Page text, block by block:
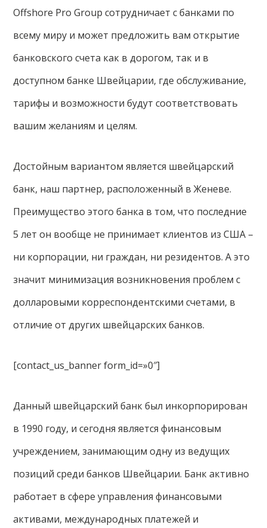
Offshore Pro Group сотрудничает с банками по
всему миру и может предложить вам открытие
банковского счета как в дорогом, так и в
доступном банке Швейцарии, где обслуживание,
тарифы и возможности будут соответствовать
вашим желаниям и целям.
Достойным вариантом является швейцарский
банк, наш партнер, расположенный в Женеве.
Преимущество этого банка в том, что последние
5 лет он вообще не принимает клиентов из США –
ни корпорации, ни граждан, ни резидентов. А это
значит минимизация возникновения проблем с
долларовыми корреспондентскими счетами, в
отличие от других швейцарских банков.
[contact_us_banner form_id=»0″]
Данный швейцарский банк был инкорпорирован
в 1990 году, и сегодня является финансовым
учреждением, занимающим одну из ведущих
позиций среди банков Швейцарии. Банк активно
работает в сфере управления финансовыми
активами, международных платежей и